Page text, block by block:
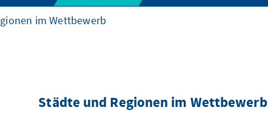
im Wettbewerb
Städte und Regionen im Wettbewerb